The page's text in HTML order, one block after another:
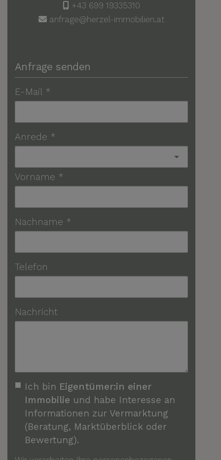
+43 699 19335310
anfrage@herzel-immobilien.at
Anfrage senden
E-Mail
Anrede
Vorname
Nachname
Telefon
Nachricht
Ich bin Eigentümer:in einer
Immobilie und habe Interesse an
Informationen zur Vermarktung
(Beratung, Marktüberblick oder
Bewertung).